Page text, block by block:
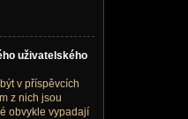
uživatelského
v příspěvcích
z nich jsou
obvykle vypadají